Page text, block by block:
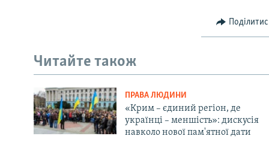
Читайте також
ПРАВА ЛЮДИНИ
«Крим – єдиний регіон, де
українці – меншість»: дискусія
навколо нової пам'ятної дати